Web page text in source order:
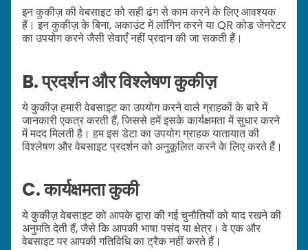
इन कुकीज़ की वेबसाइट को सही ढंग से काम करने के लिए आवश्यक
हैं। इन कुकीज़ के बिना, अकाउंट में लॉगिन करने या QR कोड जेनरेटर
का उपयोग करने जैसी सेवाएँ नहीं प्रदान की जा सकती हैं।
B. प्रदर्शन और विश्लेषण कुकीज़
ये कुकीज़ हमारी वेबसाइट का उपयोग करने वाले ग्राहकों के बारे में
जानकारी एकत्र करती हैं, जिससे हमें इसके कार्यक्षमता में सुधार करने
में मदद मिलती है। हम इस डेटा का उपयोग ग्राहक यातायात की
विश्लेषण और वेबसाइट प्रदर्शन को अनुकूलित करने के लिए करते हैं।
C. कार्यक्षमता कुकी
ये कुकीज़ वेबसाइट को आपके द्वारा की गई चुनौतियों को याद रखने की
अनुमति देती हैं, जैसे कि आपकी भाषा पसंद या क्षेत्र। वे एक और
वेबसाइट पर आपकी गतिविधि का ट्रैक नहीं करते हैं।